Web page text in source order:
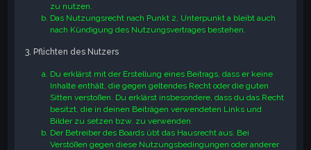
zu nutzen.
Das Nutzungsrecht nach Punkt 2, Unterpunkt a bleibt auch
nach Kündigung des Nutzungsvertrages bestehen.
3. Pflichten des Nutzers
Du erklärst mit der Erstellung eines Beitrags, dass er keine
Inhalte enthält, die gegen geltendes Recht oder die guten
Sitten verstoßen. Du erklärst insbesondere, dass du das Recht
besitzt, die in deinen Beiträgen verwendeten Links und
Bilder zu setzen bzw. zu verwenden.
Der Betreiber des Boards übt das Hausrecht aus. Bei
Verstößen gegen diese Nutzungsbedingungen oder anderer